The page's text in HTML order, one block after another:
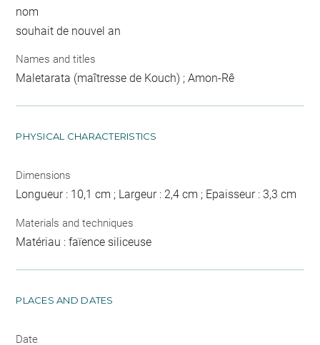
nom
souhait de nouvel an
Names and titles
Maletarata (maîtresse de Kouch) ; Amon-Rê
PHYSICAL CHARACTERISTICS
Dimensions
Longueur : 10,1 cm ; Largeur : 2,4 cm ; Epaisseur : 3,3 cm
Materials and techniques
Matériau : faïence siliceuse
PLACES AND DATES
Date